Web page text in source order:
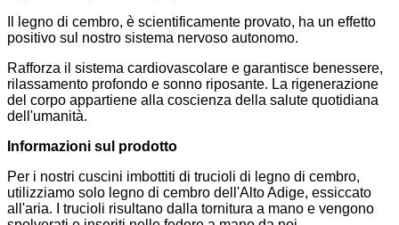
Il legno di cembro, è scientificamente provato, ha un effetto
positivo sul nostro sistema nervoso autonomo.
Rafforza il sistema cardiovascolare e garantisce benessere,
rilassamento profondo e sonno riposante. La rigenerazione
del corpo appartiene alla coscienza della salute quotidiana
dell'umanità.
Informazioni sul prodotto
Per i nostri cuscini imbottiti di trucioli di legno di cembro,
utilizziamo solo legno di cembro dell'Alto Adige, essiccato
all'aria. I trucioli risultano dalla tornitura a mano e vengono